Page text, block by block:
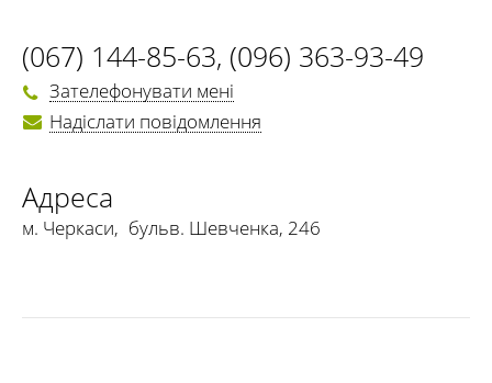
(067) 144-85-63, (096) 363-93-49
Зателефонувати мені
Надіслати повідомлення
Адреса
м. Черкаси, бульв. Шевченка, 246